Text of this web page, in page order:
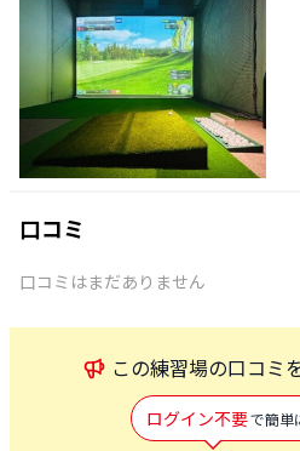
口コミ
口コミはまだありません
この練習場の口コミ
ログイン不要で簡単